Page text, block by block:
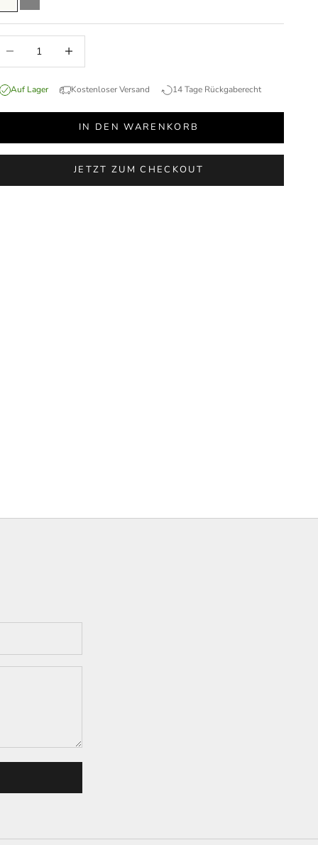
WeissGrau
Auf Lager Kostenloser Versand 14 Tage Rückgaberecht
IN DEN WARENKORB
JETZT ZUM CHECKOUT